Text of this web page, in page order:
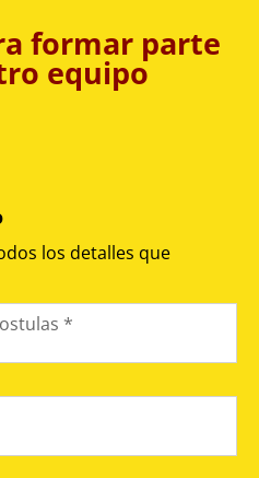
formar parte
equipo
los detalles que
*